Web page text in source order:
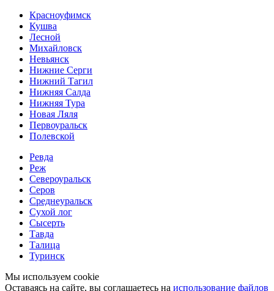
Красноуфимск
Кушва
Лесной
Михайловск
Невьянск
Нижние Серги
Нижний Тагил
Нижняя Салда
Нижняя Тура
Новая Ляля
Первоуральск
Полевской
Ревда
Реж
Североуральск
Серов
Среднеуральск
Сухой лог
Сысерть
Тавда
Талица
Туринск
Мы используем cookie
Оставаясь на сайте, вы соглашаетесь на использование файлов